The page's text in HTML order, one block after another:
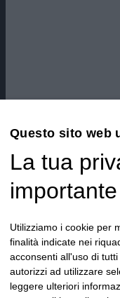
Questo sito web
La tua
importante
Utilizziamo i cookie per
finalità indicate nei
acconsenti all'uso di
autorizzi ad utilizzare
leggere ulteriori